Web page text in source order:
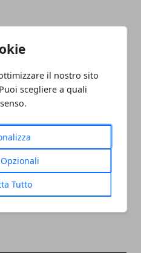
il nostro sito
scegliere a quali
Tutto